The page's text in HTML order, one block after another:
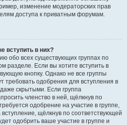
изменение модераторских прав
доступа к приватным форумам.
вступить в них?
обо всех существующих группах по
разделе. Если вы хотите вступить в
кнопку. Однако не все группы
требовать одобрения для вступления в
скрытыми. Если группа
членство в ней, щёлкнув по
одобрение на участие в группе,
щёлкнув по соответствующей
одобрить ваше участие в группе и